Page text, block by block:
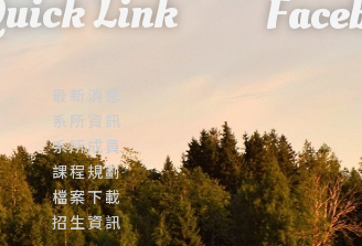
Link
最新消息
系所資訊
系所成員
課程規劃
檔案下載
招生資訊